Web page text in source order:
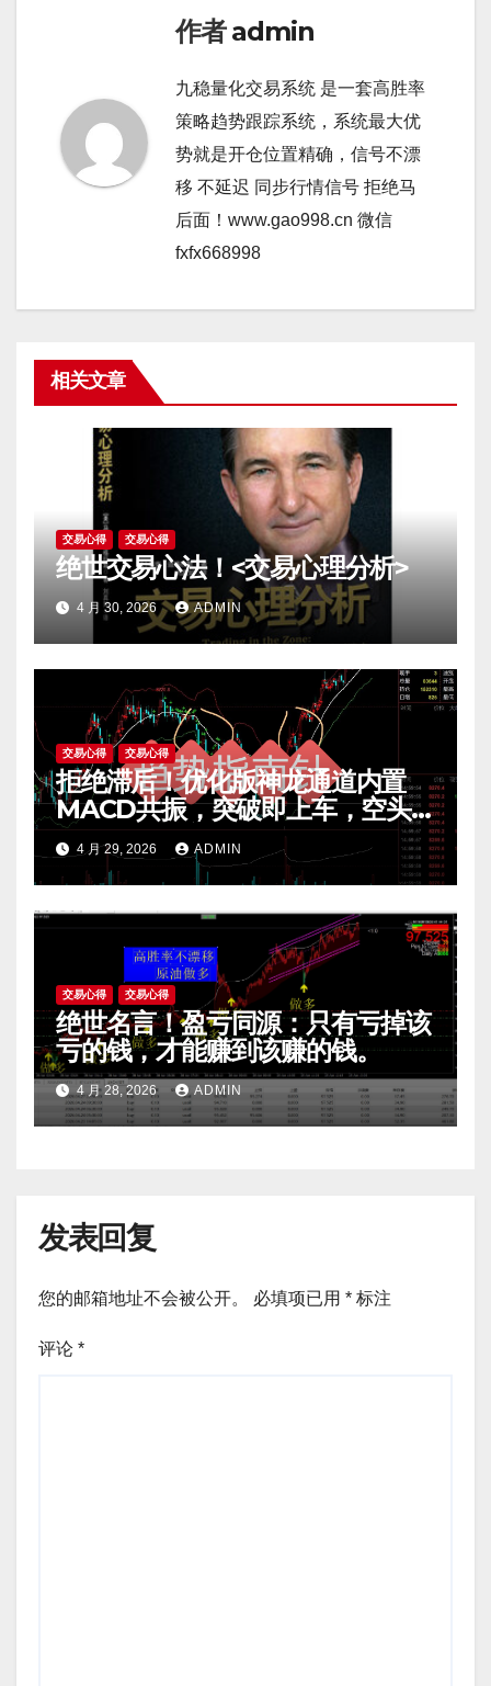
作者admin
九稳量化交易系统 是一套高胜率
策略趋势跟踪系统，系统最大优
势就是开仓位置精确，信号不漂
移 不延迟 同步行情信号 拒绝马
后面！www.gao998.cn 微信
fxfx668998
相关文章
交易心得 交易心得
绝世交易心法！<交易心理分析>
4 月 30, 2026 ADMIN
交易心得 交易心得
拒绝滞后！优化版神龙通道内置
MACD共振，突破即上车，空头
陷阱一眼看穿。
4 月 29, 2026 ADMIN
交易心得 交易心得
绝世名言！盈亏同源：只有亏掉该
亏的钱，才能赚到该赚的钱。
4 月 28, 2026 ADMIN
发表回复
您的邮箱地址不会被公开。 必填项已用 * 标注
评论 *